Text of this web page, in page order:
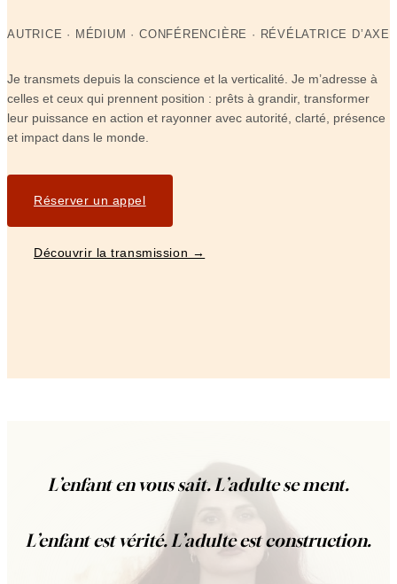
AUTRICE · MÉDIUM · CONFÉRENCIÈRE · RÉVÉLATRICE D’AXE
Je transmets depuis la conscience et la verticalité. Je m’adresse à
celles et ceux qui prennent position : prêts à grandir, transformer
leur puissance en action et rayonner avec autorité, clarté, présence
et impact dans le monde.
Réserver un appel
Découvrir la transmission →
L’enfant en vous sait. L’adulte se ment.
L’enfant est vérité. L’adulte est construction.